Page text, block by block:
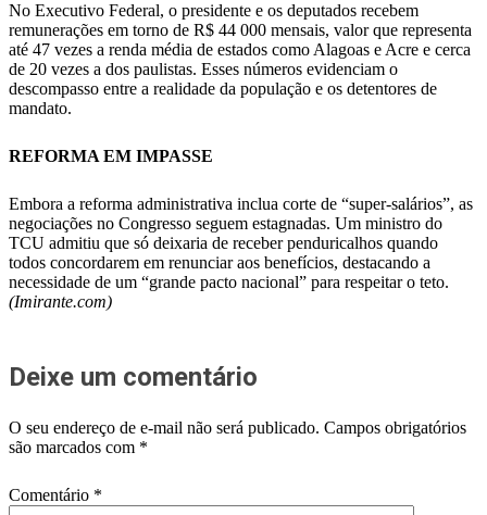
No Executivo Federal, o presidente e os deputados recebem
remunerações em torno de R$ 44 000 mensais, valor que representa
até 47 vezes a renda média de estados como Alagoas e Acre e cerca
de 20 vezes a dos paulistas. Esses números evidenciam o
descompasso entre a realidade da população e os detentores de
mandato.
REFORMA EM IMPASSE
Embora a reforma administrativa inclua corte de “super-salários”, as
negociações no Congresso seguem estagnadas. Um ministro do
TCU admitiu que só deixaria de receber penduricalhos quando
todos concordarem em renunciar aos benefícios, destacando a
necessidade de um “grande pacto nacional” para respeitar o teto.
(Imirante.com)
Deixe um comentário
O seu endereço de e-mail não será publicado. Campos obrigatórios
são marcados com *
Comentário *